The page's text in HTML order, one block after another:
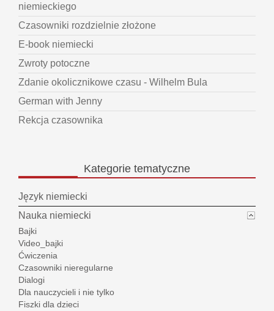
niemieckiego
Czasowniki rozdzielnie złożone
E-book niemiecki
Zwroty potoczne
Zdanie okolicznikowe czasu - Wilhelm Bula
German with Jenny
Rekcja czasownika
Kategorie tematyczne
Język niemiecki
Nauka niemiecki
Bajki
Video_bajki
Ćwiczenia
Czasowniki nieregularne
Dialogi
Dla nauczycieli i nie tylko
Fiszki dla dzieci